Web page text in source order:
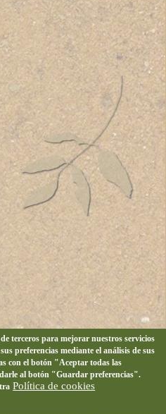
terceros para mejorar nuestros servicios
preferencias mediante el análisis de sus
con el botón "Aceptar todas las
al botón "Guardar preferencias".
Política de cookies